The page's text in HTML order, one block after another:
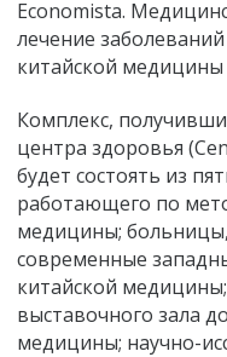
Economista.
лечение
китайской
Комплекс,
центра здоровья
будет состоять из
работающего по
медицины;
современные
китайской
выставочного зала
медицины; научно-